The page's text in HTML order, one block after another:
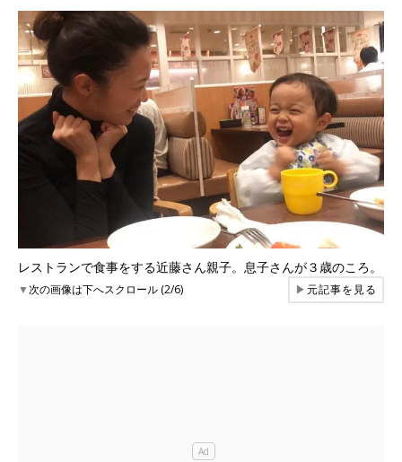
レストランで食事をする近藤さん親子。息子さんが３歳のころ。
▼次の画像は下へスクロール (2/6) ▶元記事を見る